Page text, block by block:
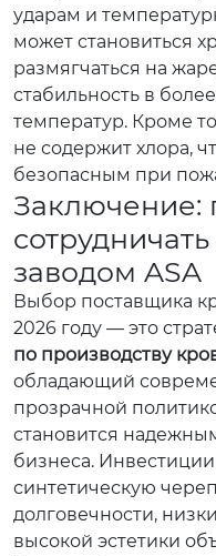
ударам и
может становиться
размягчаться на
стабильность в
температур. Кроме
не содержит хлора,
безопасным при
Заключение:
заводом ASA
Выбор поставщика
2026 году — это
по производству
обладающий
прозрачной
становится
бизнеса.
синтетическую
долговечности,
высокой эстетики